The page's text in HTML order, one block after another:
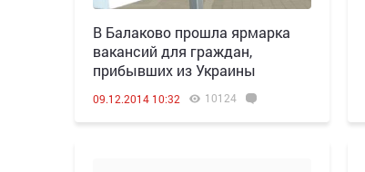
В Балаково прошла ярмарка
вакансий для граждан,
прибывших из Украины
09.12.2014 10:32 10124